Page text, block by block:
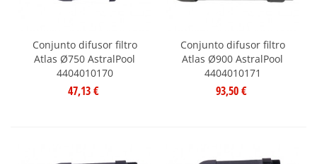
Conjunto difusor filtro
Atlas Ø750 AstralPool
4404010170
47,13 €
Conjunto difusor filtro
Atlas Ø900 AstralPool
4404010171
93,50 €